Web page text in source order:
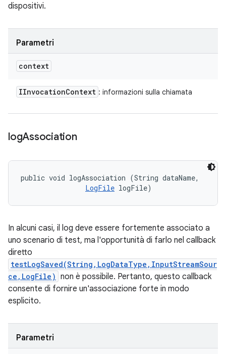
dispositivi.
Parametri
context
IInvocationContext : informazioni sulla chiamata
logAssociation
public void logAssociation (String dataName,
LogFile logFile)
In alcuni casi, il log deve essere fortemente associato a
uno scenario di test, ma l'opportunità di farlo nel callback
diretto
testLogSaved(String,LogDataType,InputStreamSour
ce,LogFile) non è possibile. Pertanto, questo callback
consente di fornire un'associazione forte in modo
esplicito.
Parametri